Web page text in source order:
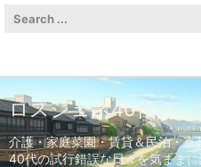
ロスジェネ40代の
介護・家庭菜園・賃貸＆民泊・
40代の試行錯誤な日々を気まま